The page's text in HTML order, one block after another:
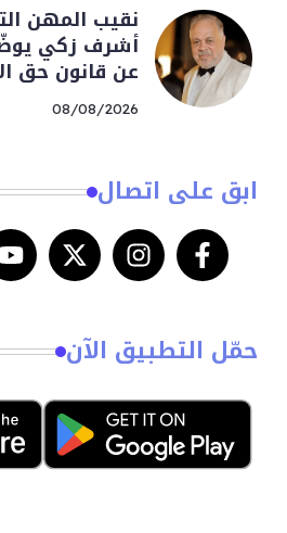
نقيب المهن
أشرف زكي
عن قانون حق
08/08/2026
ابق على اتصال
حمّل التطبيق الآن